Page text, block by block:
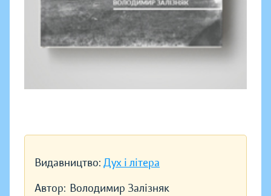
Видавництво: Дух і літера
Автор: Володимир Залізняк